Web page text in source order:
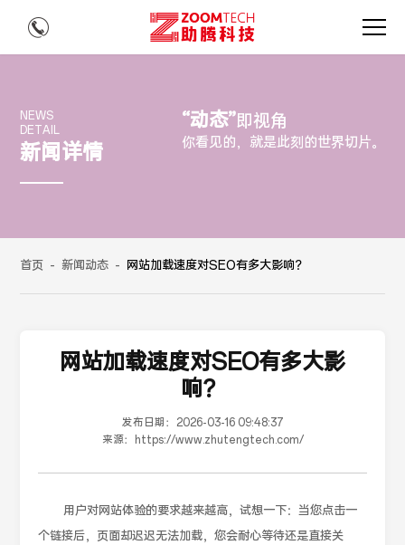
NEWS
DETAIL
新闻详情
“动态”即视角
你看见的，就是此刻的世界切片。
首页 - 新闻动态 - 网站加载速度对SEO有多大影响？
网站加载速度对SEO有多大影
响？
发布日期：
2026-03-16 09:48:37
来源：
https://www.zhutengtech.com/
用户对网站体验的要求越来越高，试想一下：当您点击一
个链接后，页面却迟迟无法加载，您会耐心等待还是直接关